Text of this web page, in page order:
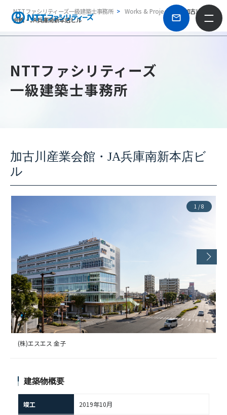
NTTファシリティーズ一級建築士事務所 Works & Projects
加古川産業
会館・JA兵庫南新本店ビル
NTTファシリティーズ
一級建築士事務所
加古川産業会館・JA兵庫南新本店ビ
ル
1 /8
(株)エスエス 金子
建築物概要
竣工 2019年10月